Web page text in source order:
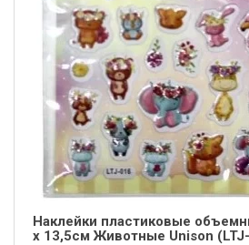
Наклейки пластиковые
х 13,5см Животные Unison